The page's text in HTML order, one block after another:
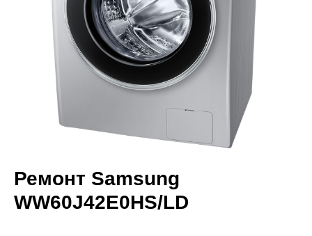
Ремонт Samsung
WW60J42E0HS/LD